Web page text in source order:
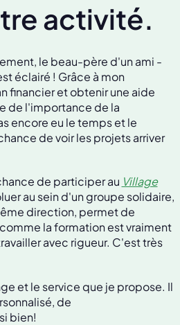
activité.
le beau-père d'un ami -
éclairé ! Grâce à mon
financier et obtenir une aide
de l'importance de la
encore eu le temps et le
de voir les projets arriver
de participer au Village
au sein d'un groupe solidaire,
direction, permet de
la formation est vraiment
avec rigueur. C'est très
et le service que je propose. Il
de
bien!